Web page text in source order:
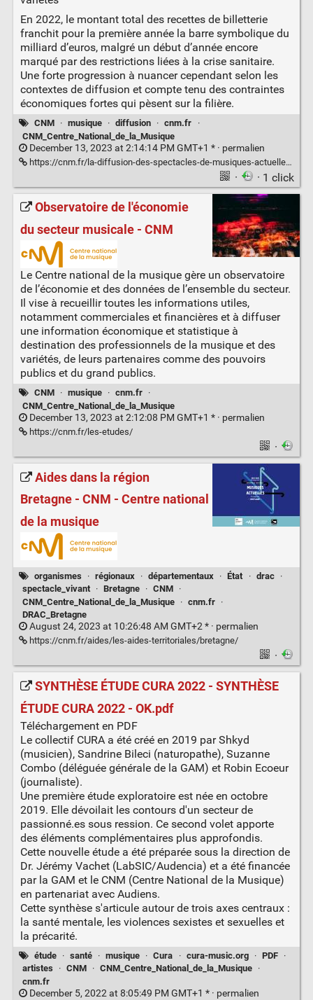
En 2022, le montant total des recettes de billetterie
franchit pour la première année la barre symbolique du
milliard d’euros, malgré un début d’année encore
marqué par des restrictions liées à la crise sanitaire.
Une forte progression à nuancer cependant selon les
contextes de diffusion et compte tenu des contraintes
économiques fortes qui pèsent sur la filière.
CNM · musique · diffusion · cnm.fr
·
CNM_Centre_National_de_la_Musique
December 13, 2023 at 2:14:14 PM GMT+1 * · permalien
https://cnm.fr/la-diffusion-des-spectacles-de-musiques-actuelles-et-de-varietes-en-france/
· · 1 click
Observatoire de l'économie
du secteur musicale - CNM
Le Centre national de la musique gère un observatoire
de l’économie et des données de l’ensemble du secteur.
Il vise à recueillir toutes les informations utiles,
notamment commerciales et financières et à diffuser
une information économique et statistique à
destination des professionnels de la musique et des
variétés, de leurs partenaires comme des pouvoirs
publics et du grand publics.
CNM · musique · cnm.fr ·
CNM_Centre_National_de_la_Musique
December 13, 2023 at 2:12:08 PM GMT+1 * · permalien
https://cnm.fr/les-etudes/
·
Aides dans la région
Bretagne - CNM - Centre national
de la musique
organismes · régionaux · départementaux · État · drac
·
spectacle_vivant
· Bretagne · CNM ·
CNM_Centre_National_de_la_Musique
· cnm.fr
·
DRAC_Bretagne
August 24, 2023 at 10:26:48 AM GMT+2 * · permalien
https://cnm.fr/aides/les-aides-territoriales/bretagne/
·
SYNTHÈSE ÉTUDE CURA 2022 - SYNTHÈSE
ÉTUDE CURA 2022 - OK.pdf
Téléchargement en PDF
Le collectif CURA a été créé en 2019 par Shkyd
(musicien), Sandrine Bileci (naturopathe), Suzanne
Combo (déléguée générale de la GAM) et Robin Ecoeur
(journaliste).
Une première étude exploratoire est née en octobre
2019. Elle dévoilait les contours d'un secteur de
passionné.es sous ression. Ce second volet apporte
des éléments complémentaires plus approfondis.
Cette nouvelle étude a été préparée sous la direction de
Dr. Jérémy Vachet (LabSIC/Audencia) et a été financée
par la GAM et le CNM (Centre National de la Musique)
en partenariat avec Audiens.
Cette synthèse s'articule autour de trois axes centraux :
la santé mentale, les violences sexistes et sexuelles et
la précarité.
étude · santé · musique · Cura · cura-music.org · PDF
·
artistes
· CNM · CNM_Centre_National_de_la_Musique ·
cnm.fr
December 5, 2022 at 8:05:49 PM GMT+1 * · permalien